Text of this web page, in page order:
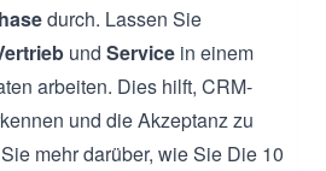
durch. Lassen Sie
und Service in einem
arbeiten. Dies hilft, CRM-
und die Akzeptanz zu
mehr darüber, wie Sie Die 10